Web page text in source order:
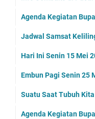
Agenda Kegiatan
Jadwal Samsat
Hari Ini Senin 15 Mei
Embun Pagi Senin 25
Suatu Saat Tubuh
Agenda Kegiatan